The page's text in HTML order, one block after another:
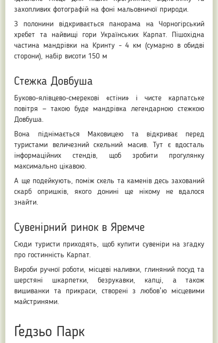
захопливих фотографій на фоні мальовничої природи.
З полонини відкривається панорама на Чорногірський
хребет та найвищі гори Українських Карпат. Пішохідна
частина мандрівки на Кринту - 4 км (сумарно в обидві
сторони), набір висоти 150 м
Стежка Довбуша
Буково-ялівцево-смерекові «стіни» і чисте карпатське
повітря — такою буде мандрівка легендарною стежкою
Довбуша.
Вона піднімається Маковицею та відкриває перед
туристами величезний скельний масив. Тут є вдосталь
інформаційних стендів, щоб зробити прогулянку
максимально цікавою.
А ще подейкують, поміж скель та каменів десь захований
скарб опришків, якого донині ще нікому не вдалося
знайти.
Сувенірний ринок в Яремче
Сюди туристи приходять, щоб купити сувеніри на згадку
про гостинність Карпат.
Вироби ручної роботи, місцеві наливки, глиняний посуд та
шерстяні шкарпетки, безрукавки, капці, а також
вишиванки та прикраси, створені з любовʼю місцевими
майстринями.
Ґедзьо Парк